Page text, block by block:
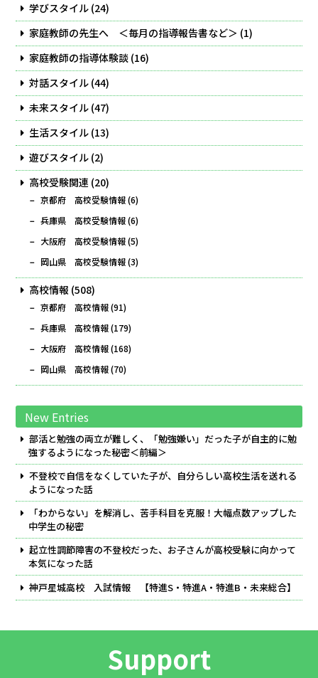
学びスタイル (24)
家庭教師の先生へ ＜毎月の指導報告書など＞ (1)
家庭教師の指導体験談 (16)
対話スタイル (44)
未来スタイル (47)
生活スタイル (13)
遊びスタイル (2)
高校受験関連 (20)
京都府 高校受験情報(6)
兵庫県 高校受験情報(6)
大阪府 高校受験情報(5)
岡山県 高校受験情報(3)
高校情報 (508)
京都府 高校情報(91)
兵庫県 高校情報(179)
大阪府 高校情報(168)
岡山県 高校情報(70)
New Entries
部活と勉強の両立が難しく、「勉強嫌い」だった子が自主的に勉
強するようになった秘密＜前編＞
不登校で自信をなくしていた子が、自分らしい高校生活を送れる
ようになった話
「わからない」を解消し、苦手科目を克服！大幅点数アップした
中学生の秘密
起立性調節障害の不登校だった、お子さんが高校受験に向かって
本気になった話
神戸星城高校 入試情報 【特進S・特進A・特進B・未来総合】
Support